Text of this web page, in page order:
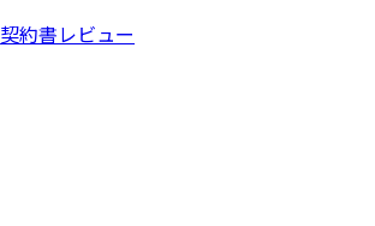
契約書レビュー